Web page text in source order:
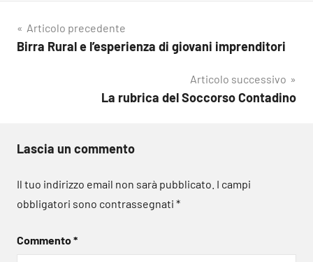
Navigazione
articoli
Articolo precedente
Birra Rural e l’esperienza di giovani imprenditori
Articolo successivo
La rubrica del Soccorso Contadino
Lascia un commento
Il tuo indirizzo email non sarà pubblicato. I campi
obbligatori sono contrassegnati *
Commento*